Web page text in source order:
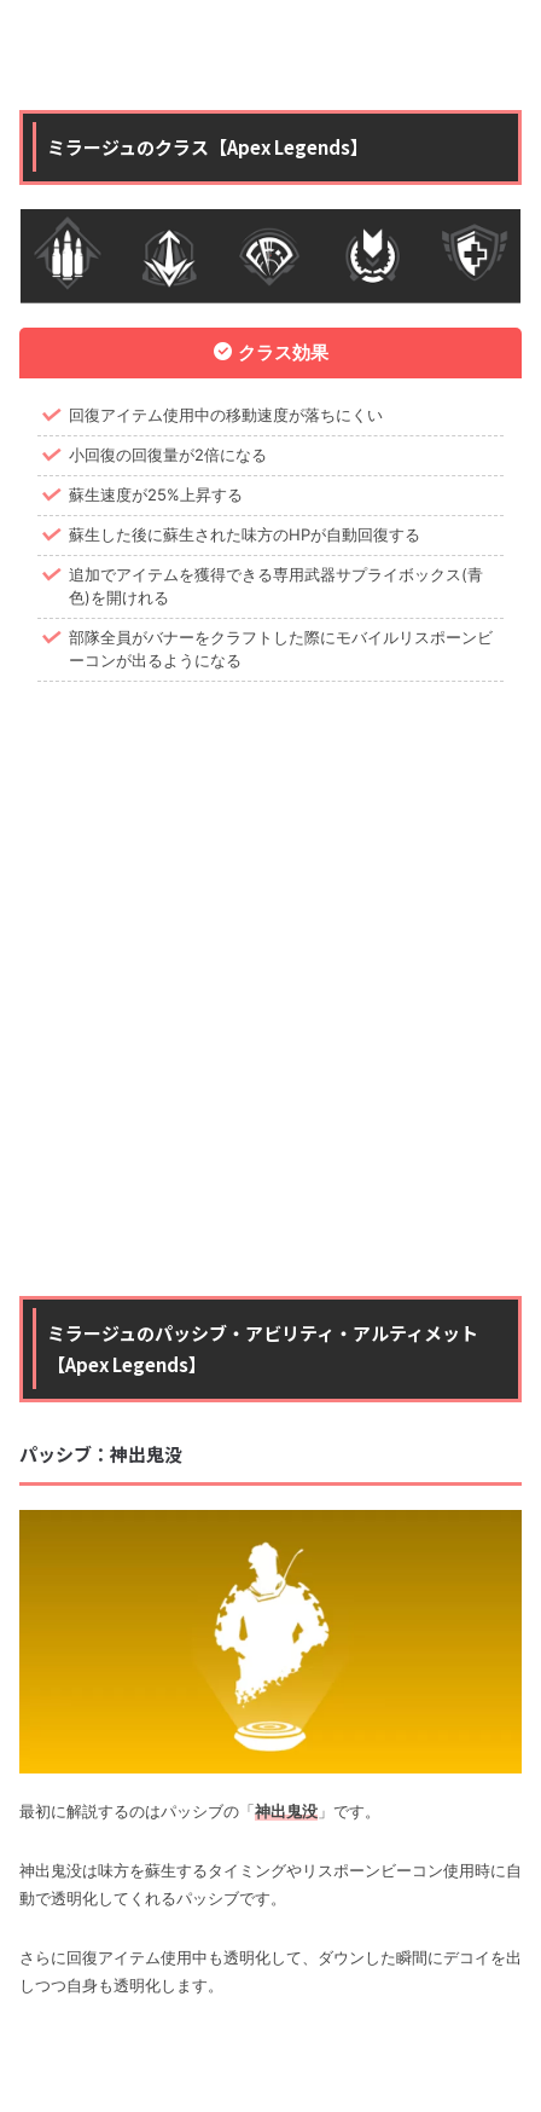
ミラージュのクラス【Apex Legends】
クラス効果
回復アイテム使用中の移動速度が落ちにくい
小回復の回復量が2倍になる
蘇生速度が25%上昇する
蘇生した後に蘇生された味方のHPが自動回復する
追加でアイテムを獲得できる専用武器サプライボックス(青
色)を開けれる
部隊全員がバナーをクラフトした際にモバイルリスポーンビ
ーコンが出るようになる
ミラージュのパッシブ・アビリティ・アルティメット
【Apex Legends】
パッシブ：神出鬼没
最初に解説するのはパッシブの「神出鬼没 」です。
神出鬼没は味方を蘇生するタイミングやリスポーンビーコン使用時に自
動で透明化してくれるパッシブです。
さらに回復アイテム使用中も透明化して、ダウンした瞬間にデコイを出
しつつ自身も透明化します。